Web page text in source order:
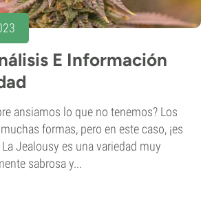
E Información
ansiamos lo que no tenemos? Los
formas, pero en este caso, ¡es
Jealousy es una variedad muy
sabrosa y...